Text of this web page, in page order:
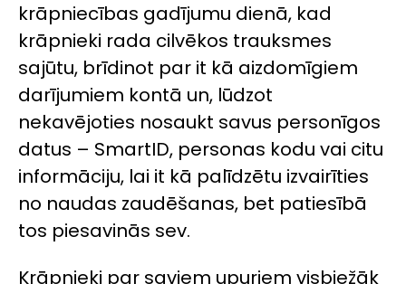
krāpniecības gadījumu dienā, kad
krāpnieki rada cilvēkos trauksmes
sajūtu, brīdinot par it kā aizdomīgiem
darījumiem kontā un, lūdzot
nekavējoties nosaukt savus personīgos
datus – SmartID, personas kodu vai citu
informāciju, lai it kā palīdzētu izvairīties
no naudas zaudēšanas, bet patiesībā
tos piesavinās sev.
Krāpnieki par saviem upuriem visbiežāk